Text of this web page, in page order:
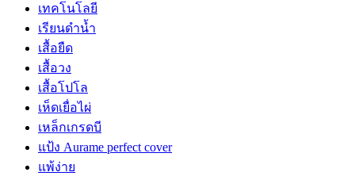
เทคโนโลยี
เรียนดำน้ำ
เสื้อยืด
เสื้อวง
เสื้อโปโล
เห็ดเยื่อไผ่
เหล็กเกรดบี
แป้ง Aurame perfect cover
แพ้ง่าย